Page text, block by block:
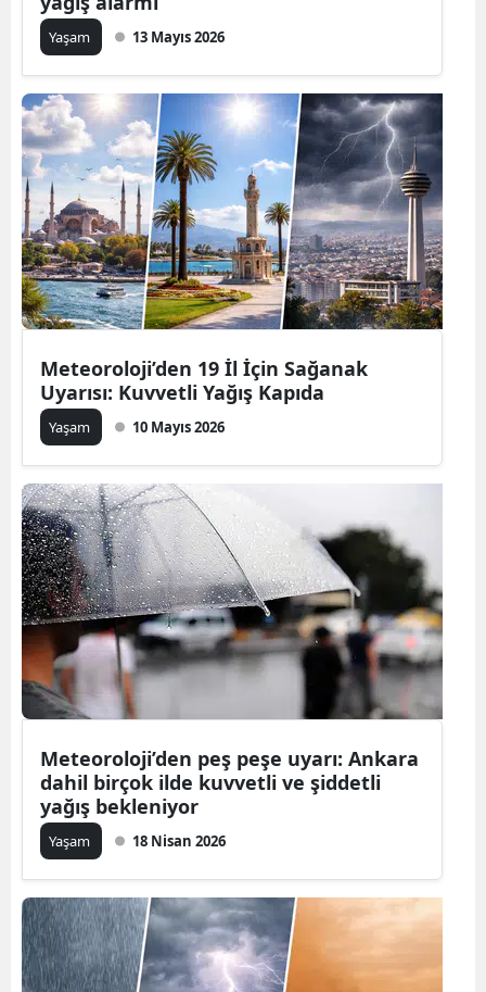
Yaşam 13 Mayıs 2026
Meteoroloji’den 19 İl İçin Sağanak
Uyarısı: Kuvvetli Yağış Kapıda
Yaşam 10 Mayıs 2026
Meteoroloji’den peş peşe uyarı: Ankara
dahil birçok ilde kuvvetli ve şiddetli
yağış bekleniyor
Yaşam 18 Nisan 2026